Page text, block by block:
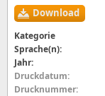
Download
Kategorie
Sprache(n):
Jahr:
Druckdatum:
Drucknummer: